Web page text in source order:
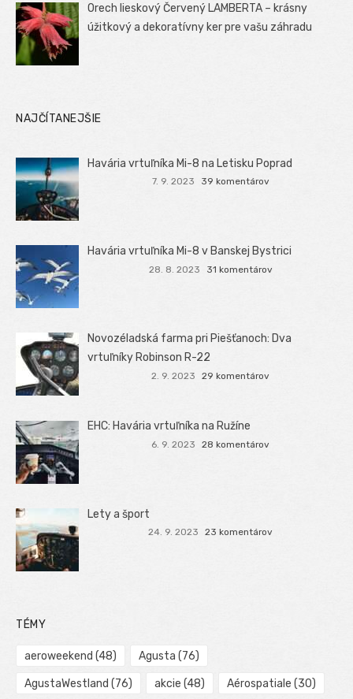
Orech lieskový Červený LAMBERTA – krásny
úžitkový a dekoratívny ker pre vašu záhradu
NAJČÍTANEJŠIE
Havária vrtuľníka Mi-8 na Letisku Poprad
7. 9. 2023 39 komentárov
Havária vrtuľníka Mi-8 v Banskej Bystrici
28. 8. 2023 31 komentárov
Novozéladská farma pri Piešťanoch: Dva
vrtuľníky Robinson R-22
2. 9. 2023 29 komentárov
EHC: Havária vrtuľníka na Ružíne
6. 9. 2023 28 komentárov
Lety a šport
24. 9. 2023 23 komentárov
TÉMY
aeroweekend (48) Agusta (76)
AgustaWestland (76) akcie (48) Aérospatiale (30)